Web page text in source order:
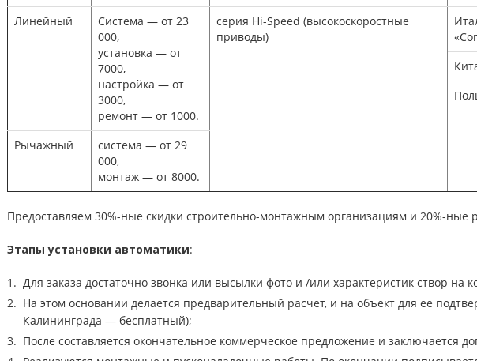
Линейный
Система — от 23
000,
установка — от
7000,
настройка — от
3000,
ремонт — от 1000.
серия Hi-Speed (высокоскоростные
приводы)
Рычажный
система — от 29
000,
монтаж — от 8000.
Предоставляем 30%-ные скидки строительно-монтажным организациям и 20%-
Этапы установки автоматики:
Для заказа достаточно звонка или высылки фото и /или характеристик створ на
На этом основании делается предварительный расчет, и на объект для ее
Калининграда — бесплатный);
После составляется окончательное коммерческое предложение и заключается